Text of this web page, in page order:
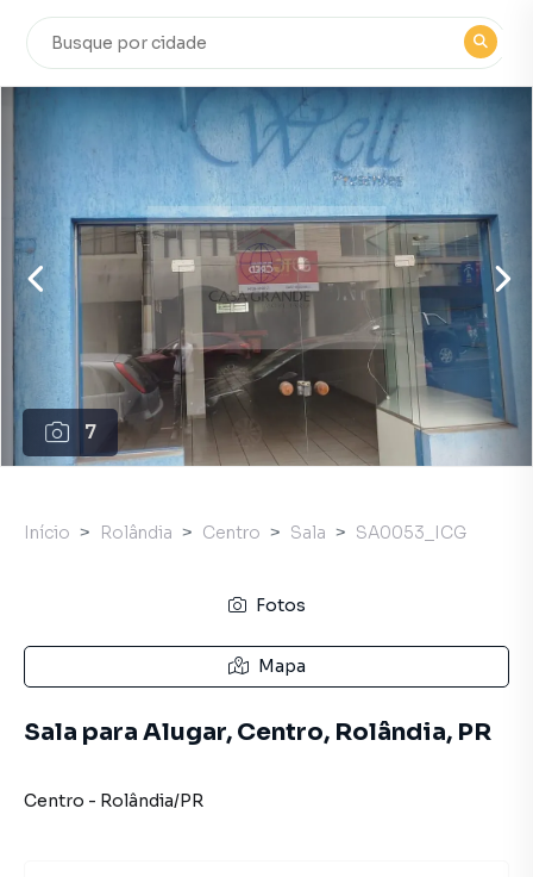
7
Início Rolândia Centro Sala SA0053_ICG
Fotos
Mapa
Sala para Alugar, Centro, Rolândia, PR
Centro - Rolândia/PR